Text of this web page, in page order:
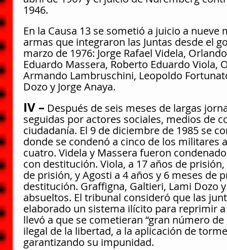
1946.
En la Causa 13 se sometió a juicio a
armas que integraron las Juntas desde el
marzo de 1976: Jorge Rafael Videla,
Eduardo Massera, Roberto Eduardo Viola,
Armando Lambruschini, Leopoldo
Dozo y Jorge Anaya.
IV – Después de seis meses de largas
seguidas por actores sociales, medios de
ciudadanía. El 9 de diciembre de 1985 se
donde se condenó a cinco de los militares
cuatro. Videla y Massera fueron
con destitución. Viola, a 17 años de
de prisión, y Agosti a 4 años y 6 meses de
destitución. Graffigna, Galtieri, Lami Dozo
absueltos. El tribunal consideró que las
elaborado un sistema ilícito para reprimir
llevó a que se cometieran “gran número
ilegal de la libertad, a la aplicación de
garantizando su impunidad.